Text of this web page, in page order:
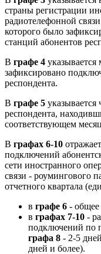
страны регистрации
радиотелефонной
которого было
станций абонентов
В графе 4 указывается
зафиксировано
респондента.
В графе 5 указывается
респондента,
соответствующем
В графах 6-10
подключений
сети иностранного
связи - роумингового
отчетного квартала
в графе 6 - общее
в графах 7-10 -
подключений по
графа 8 - 2-5
дней и более).